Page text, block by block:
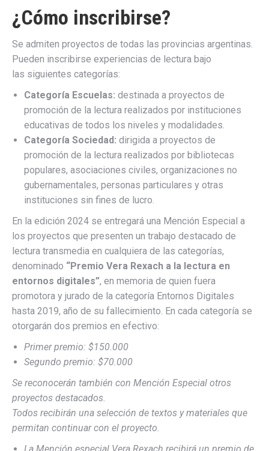
¿Cómo inscribirse?
Se admiten proyectos de todas las provincias argentinas.
Pueden inscribirse experiencias de lectura bajo
las siguientes categorías:
Categoría Escuelas: destinada a proyectos de
promoción de la lectura realizados por instituciones
educativas de todos los niveles y modalidades.
Categoría Sociedad: dirigida a proyectos de
promoción de la lectura realizados por bibliotecas
populares, asociaciones civiles, organizaciones no
gubernamentales, personas particulares y otras
instituciones sin fines de lucro.
En la edición 2024 se entregará una Mención Especial a
los proyectos que presenten un trabajo destacado de
lectura transmedia en cualquiera de las categorías,
denominado “Premio Vera Rexach a la lectura en
entornos digitales”, en memoria de quien fuera
promotora y jurado de la categoría Entornos Digitales
hasta 2019, año de su fallecimiento. En cada categoría se
otorgarán dos premios en efectivo:
Primer premio: $150.000
Segundo premio: $70.000
Se reconocerán también con Mención Especial otros
proyectos destacados.
Todos recibirán una selección de textos y materiales que
permitan continuar con el proyecto.